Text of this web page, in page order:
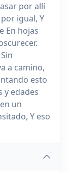
por allí
igual, Y
En hojas
a camino,
esto
y edades
un
Y eso